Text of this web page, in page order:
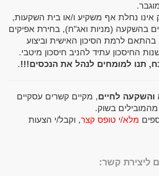
אינו נחלת אף משקיע ו/או בית השקעות,
בהשקעה (מניות ואג"ח), בחירת אפיקים
בהתאם לרמת הסיכון האישית וביצוע
החיסכון עתיד להניב חיסכון מיטבי.
תנו למומחים לנהל את הנכסים!!!.
והשקעה לחיים, מקיים קשרים עסקיים
בשוק.
מלא/י טופס קצר, וקבל/י הצעות
ליצירת קשר: